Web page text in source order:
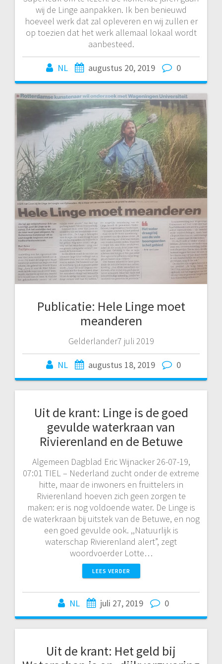
wij de Linge aanpakken. Ik ben benieuwd
hoeveel werk dat zal opleveren en wij zullen er
op toezien dat het werk allemaal lokaal wordt
aanbesteed.
NL augustus 20, 2019 0
Publicatie: Hele Linge moet
meanderen
Gelderlander7 juli 2019
NL augustus 18, 2019 0
Uit de krant: Linge is de goed
gevulde waterkraan van
Rivierenland en de Betuwe
Algemeen Dagblad Eric Wijnacker 26-07-19,
07:01 TIEL – Nederland zucht onder de extreme
hitte, maar de inwoners en fruittelers in
Rivierenland hoeven zich geen zorgen te
maken: er is nog voldoende water. De Linge is
de waterkraan bij uitstek van de Betuwe, en nog
een goed gevulde ook. ,,Natuurlijk is
waterschap Rivierenland alert”, zegt
woordvoerder Lotte…
LEES VERDER
NL juli 27, 2019 0
Uit de krant: Het geld bij